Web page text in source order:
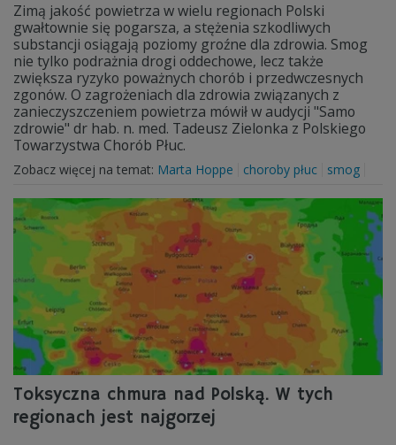
Zimą jakość powietrza w wielu regionach Polski
gwałtownie się pogarsza, a stężenia szkodliwych
substancji osiągają poziomy groźne dla zdrowia. Smog
nie tylko podrażnia drogi oddechowe, lecz także
zwiększa ryzyko poważnych chorób i przedwczesnych
zgonów. O zagrożeniach dla zdrowia związanych z
zanieczyszczeniem powietrza mówił w audycji "Samo
zdrowie" dr hab. n. med. Tadeusz Zielonka z Polskiego
Towarzystwa Chorób Płuc.
Zobacz więcej na temat: Marta Hoppe choroby płuc smog
Toksyczna chmura nad Polską. W tych
regionach jest najgorzej